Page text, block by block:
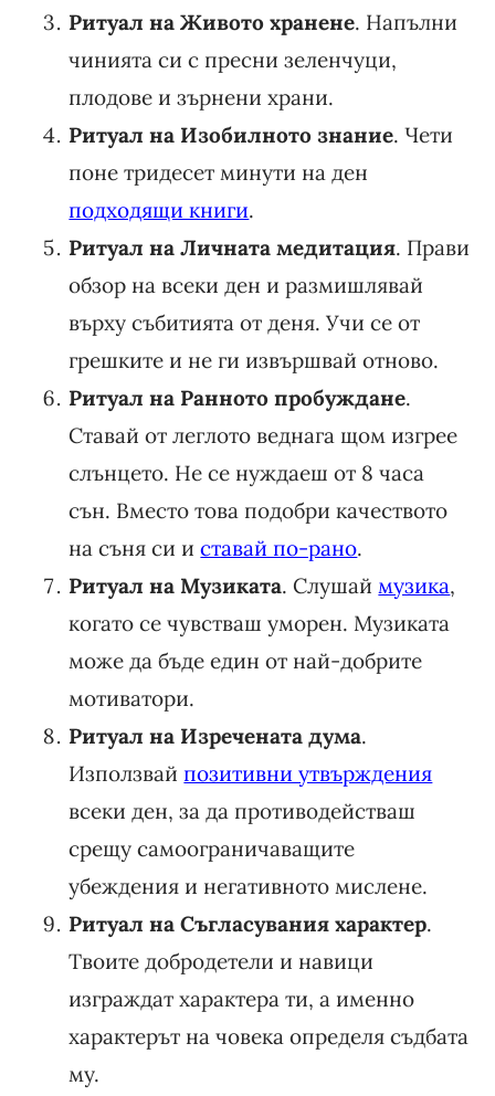
Ритуал на Живото хранене. Напълни
чинията си с пресни зеленчуци,
плодове и зърнени храни.
Ритуал на Изобилното знание. Чети
поне тридесет минути на ден
подходящи книги.
Ритуал на Личната медитация. Прави
обзор на всеки ден и размишлявай
върху събитията от деня. Учи се от
грешките и не ги извършвай отново.
Ритуал на Ранното пробуждане.
Ставай от леглото веднага щом изгрее
слънцето. Не се нуждаеш от 8 часа
сън. Вместо това подобри качеството
на съня си иставай по-рано.
Ритуал на Музиката. Слушаймузика,
когато се чувстваш уморен. Музиката
може да бъде един от най-добрите
мотиватори.
Ритуал на Изречената дума.
Използвай позитивни утвърждения
всеки ден, за да противодействаш
срещу самоограничаващите
убеждения и негативното мислене.
Ритуал на Съгласувания характер.
Твоите добродетели и навици
изграждат характера ти, а именно
характерът на човека определя съдбата
му.